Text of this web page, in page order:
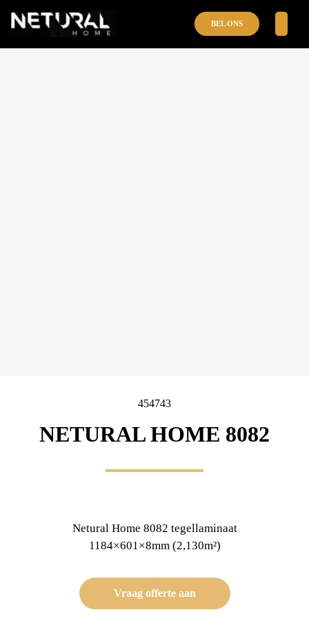
BEL ONS
454743
NETURAL HOME 8082
Netural Home 8082 tegellaminaat
1184×601×8mm (2,130m²)
Vraag offerte aan